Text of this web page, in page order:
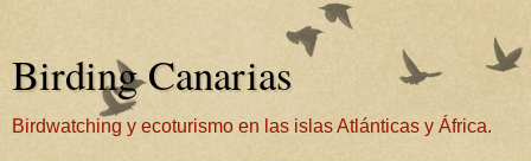
Birding Canarias
Birdwatching y ecoturismo en las islas Atlánticas y África.